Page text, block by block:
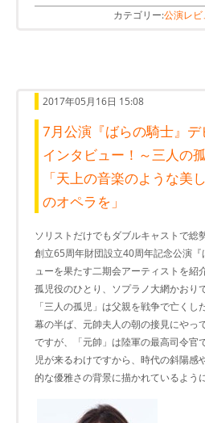
カテゴリー:公演レビ
2017年05月16日 15:08
7月公演『ばらの騎士』
インタビュー！～三人の
「天上の音楽のような美
のオペラを」
ソリストだけでもダブルキャストで総
創立65周年財団設立40周年記念公演
ューを果たす二期会アーティストを紹
孤児役のひとり、ソプラノ大網かおりで
「三人の孤児」は父親を戦争で亡く
幕の半ば、元帥夫人の朝の接見にやっ
ですが、「元帥」は陸軍の最高司令官
児が来るわけですから、時代の斜陽感
的な優雅さの背景に描かれているよう